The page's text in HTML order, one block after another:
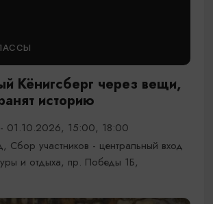
Кёнигсберг через вещи,
историю
01.10.2026, 15:00, 18:00
Сбор участников - центральный вход
и отдыха, пр. Победы 1Б,